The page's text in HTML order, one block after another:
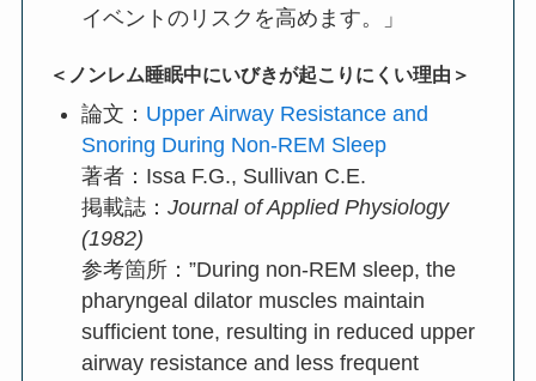
イベントのリスクを高めます。」
＜ノンレム睡眠中にいびきが起こりにくい理由＞
論文： Upper Airway Resistance and
Snoring During Non-REM Sleep
著者：Issa F.G., Sullivan C.E.
掲載誌：Journal of Applied Physiology
(1982)
参考箇所：”During non-REM sleep, the
pharyngeal dilator muscles maintain
sufficient tone, resulting in reduced upper
airway resistance and less frequent